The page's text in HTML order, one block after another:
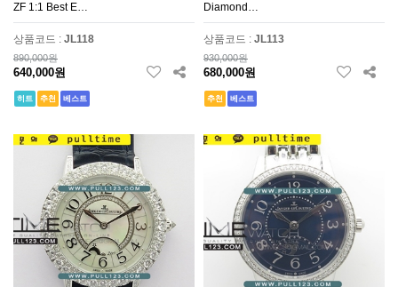
ZF 1:1 Best E…
상품코드 : JL118
890,000원
640,000원
히트 추천 베스트
Diamond…
상품코드 : JL113
930,000원
680,000원
추천 베스트